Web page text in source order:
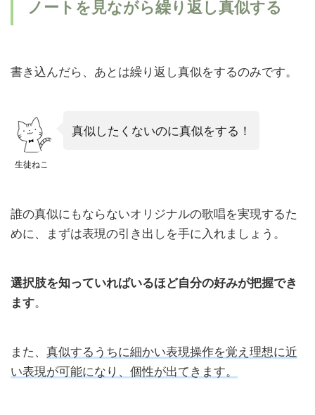
ノートを見ながら繰り返し真似する
書き込んだら、あとは繰り返し真似をするのみです。
生徒ねこ
真似したくないのに真似をする！
誰の真似にもならないオリジナルの歌唱を実現するた
めに、まずは表現の引き出しを手に入れましょう。
選択肢を知っていればいるほど自分の好みが把握でき
ます。
また、 真似するうちに細かい表現操作を覚え理想に近
い表現が可能になり、個性が出てきます。